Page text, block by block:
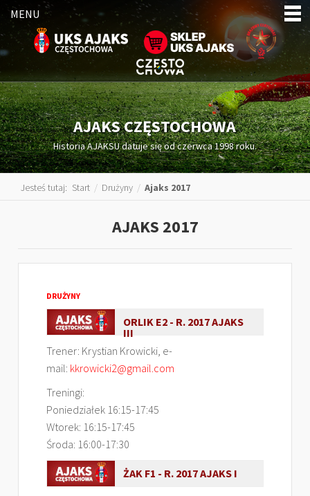
MENU
AJAKS CZĘSTOCHOWA
Historia AJAKSU datuje się od czerwca 1998 roku.
Jesteś tutaj: Start / Drużyny / Ajaks 2017
AJAKS 2017
DRUŻYNY
ORLIK E2 - R. 2017 AJAKS
III
Trener: Krystian Krowicki, e-
mail: kkrowicki2@gmail.com
Treningi:
Poniedziałek 16:15-17:45
Wtorek: 16:15-17:45
Środa: 16:00-17:30
ŻAK F1 - R. 2017 AJAKS I